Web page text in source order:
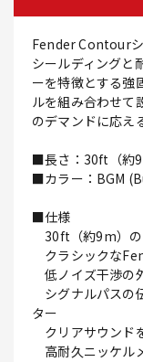
Fender Contour
シールディングと
ーを特徴とする強
ルを組み合わせて
のデマンドに応え
■長さ：30ft（約
■カラー：BGM
■仕様
30ft（約9m）の
クラシックな
低ノイズ干渉の
シグナルパスの
ター
クリアサウンド
高耐久ニッケル